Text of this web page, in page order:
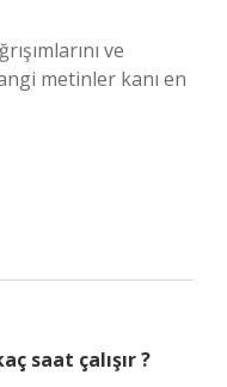
ve
metinler kanı en
saat çalışır ?